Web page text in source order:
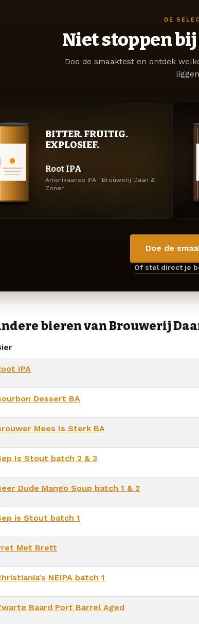
DE
Niet stoppen bij
Doe de smaaktest en ontdek
BITTER. FRUITIG.
EXPLOSIEF.
Root IPA
Amerikaanse IPA · Brouwerij Daan &
Zonen
Doe de
Of stel direct je
bieren van Brouwerij
IPA
Dessert BA
Mees Is Sterk BA
Is Stout batch 2 & 3
Dude Mango Soup batch 1 & 2
is Stout batch 1
Met Brett
NEIPA batch 1
Baard Port Barrel Aged